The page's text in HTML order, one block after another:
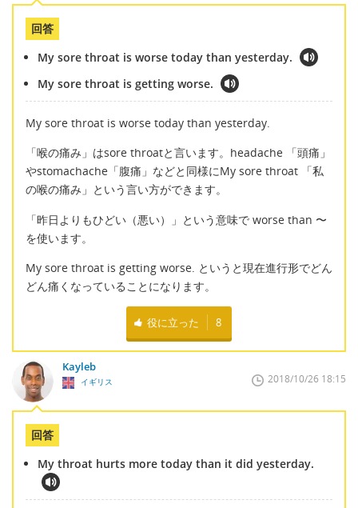
回答
My sore throat is worse today than yesterday.
My sore throat is getting worse.
My sore throat is worse today than yesterday.
「喉の痛み」はsore throatと言います。headache 「頭痛」
やstomachache「腹痛」などと同様にMy sore throat 「私
の喉の痛み」という言い方ができます。
「昨日よりもひどい（悪い）」という意味で worse than 〜
を使います。
My sore throat is getting worse. というと現在進行形でどん
どん痛くなっていることになります。
役に立った 8
Kayleb
イギリス 2018/10/26 18:15
回答
My throat hurts more today than it did yesterday.